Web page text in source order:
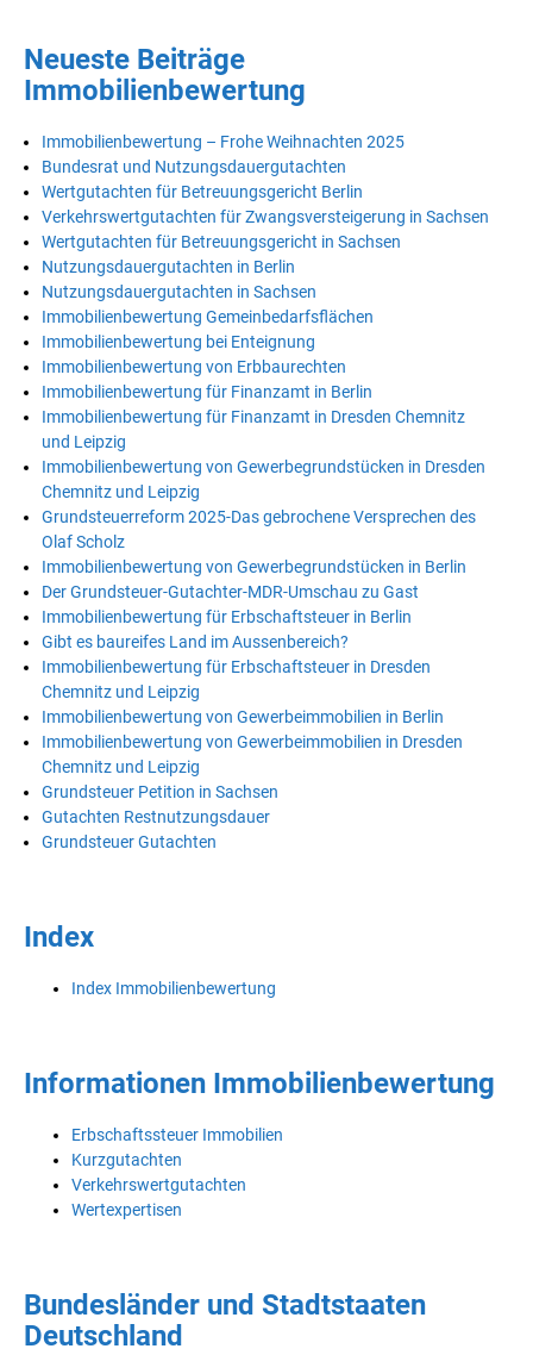
Neueste Beiträge
Immobilienbewertung
Immobilienbewertung – Frohe Weihnachten 2025
Bundesrat und Nutzungsdauergutachten
Wertgutachten für Betreuungsgericht Berlin
Verkehrswertgutachten für Zwangsversteigerung in Sachsen
Wertgutachten für Betreuungsgericht in Sachsen
Nutzungsdauergutachten in Berlin
Nutzungsdauergutachten in Sachsen
Immobilienbewertung Gemeinbedarfsflächen
Immobilienbewertung bei Enteignung
Immobilienbewertung von Erbbaurechten
Immobilienbewertung für Finanzamt in Berlin
Immobilienbewertung für Finanzamt in Dresden Chemnitz
und Leipzig
Immobilienbewertung von Gewerbegrundstücken in Dresden
Chemnitz und Leipzig
Grundsteuerreform 2025-Das gebrochene Versprechen des
Olaf Scholz
Immobilienbewertung von Gewerbegrundstücken in Berlin
Der Grundsteuer-Gutachter-MDR-Umschau zu Gast
Immobilienbewertung für Erbschaftsteuer in Berlin
Gibt es baureifes Land im Aussenbereich?
Immobilienbewertung für Erbschaftsteuer in Dresden
Chemnitz und Leipzig
Immobilienbewertung von Gewerbeimmobilien in Berlin
Immobilienbewertung von Gewerbeimmobilien in Dresden
Chemnitz und Leipzig
Grundsteuer Petition in Sachsen
Gutachten Restnutzungsdauer
Grundsteuer Gutachten
Index
Index Immobilienbewertung
Informationen Immobilienbewertung
Erbschaftssteuer Immobilien
Kurzgutachten
Verkehrswertgutachten
Wertexpertisen
Bundesländer und Stadtstaaten
Deutschland